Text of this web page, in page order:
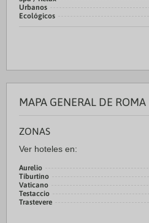
Urbanos
Ecológicos
MAPA GENERAL DE ROMA
ZONAS
Ver hoteles en:
Aurelio
Tiburtino
Vaticano
Testaccio
Trastevere